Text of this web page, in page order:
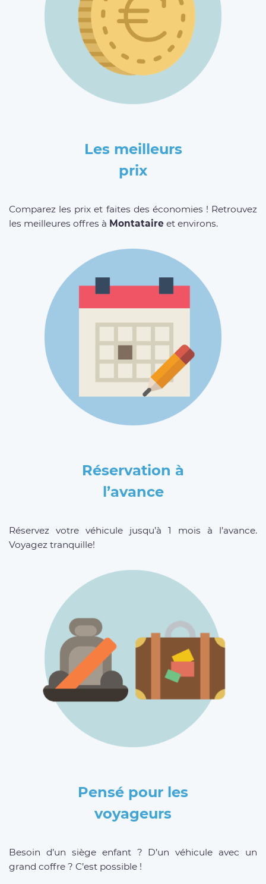
Les meilleurs
prix
Comparez les prix et faites des économies ! Retrouvez
les meilleures offres à Montataire et environs.
Réservation à
l’avance
Réservez votre véhicule jusqu’à 1 mois à l’avance.
Voyagez tranquille!
Pensé pour les
voyageurs
Besoin d’un siège enfant ? D’un véhicule avec un
grand coffre ? C’est possible !